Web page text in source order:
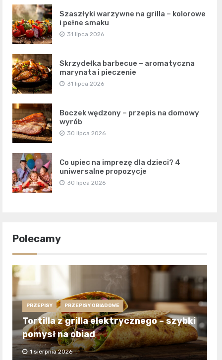
Szaszłyki warzywne na grilla – kolorowe
i pełne smaku
31 lipca 2026
Skrzydełka barbecue – aromatyczna
marynata i pieczenie
31 lipca 2026
Boczek wędzony – przepis na domowy
wyrób
30 lipca 2026
Co upiec na imprezę dla dzieci? 4
uniwersalne propozycje
30 lipca 2026
Polecamy
PRZEPISY PRZEPISY OBIADOWE
Tortilla z grilla elektrycznego – szybki
pomysł na obiad
1 sierpnia 2026